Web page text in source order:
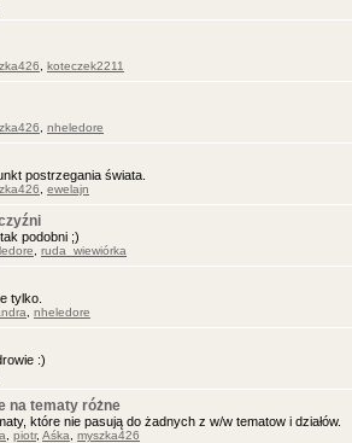
koteczek2211
nheledore
postrzegania świata.
ewelajn
podobni ;)
ruda_wiewiórka
tylko.
nheledore
:)
na tematy różne
które nie pasują do żadnych z w/w tematow i działów.
piotr, Aśka myszka426